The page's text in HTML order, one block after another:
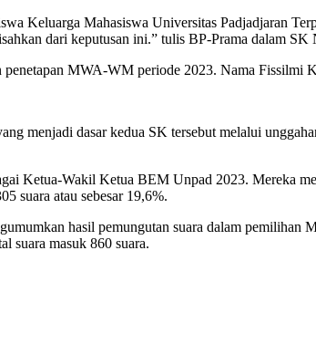
Keluarga Mahasiswa Universitas Padjadjaran
dari keputusan ini.” tulis BP-Prama dalam SK
MWA-WM periode 2023. Nama
menjadi dasar kedua SK tersebut melalui
Ketua-Wakil Ketua BEM Unpad 2023. Mereka
suara atau sebesar 19,6%.
hasil pemungutan suara dalam
suara masuk 860 suara.